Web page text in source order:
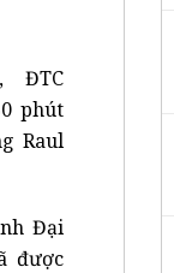
ĐTC
phút
Raul
Đại
được